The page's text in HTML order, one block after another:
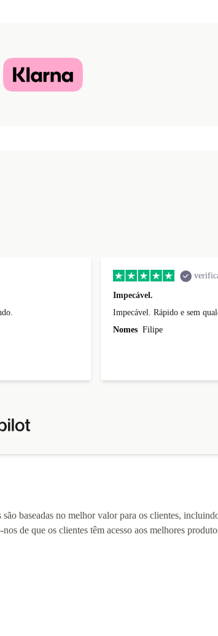
Impecável.
Impecável. Rápido e sem
Nomes Filipe
baseadas no melhor valor para os clientes,
de que os clientes têm acesso aos melhores